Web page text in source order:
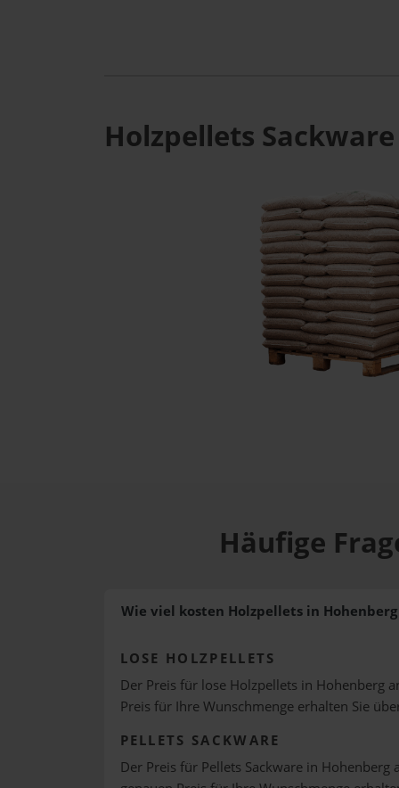
Holzpellets
Häufige
Wie viel kosten Holzpellets in Hohenberg
LOSE HOLZPELLETS
Der Preis für lose Holzpellets in Hohenberg
Preis für Ihre Wunschmenge erhalten Sie
PELLETS SACKWARE
Der Preis für Pellets Sackware in Hohenberg